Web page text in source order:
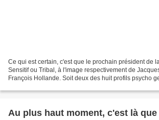
Ce qui est certain, c'est que le prochain président de
Sensitif ou Tribal, à l'image respectivement de
François Hollande. Soit deux des huit profils psycho
Au plus haut moment, c'est là